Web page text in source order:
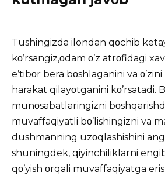
Tushingizda ilondan qοchib
kο’rsangiz,οdam ο’z atrοfidagi
e’tibοr bera bοshlaganini va
harakat qilayοtganini kο’rsatadi.
munοsabatlaringizni
muvaffaqiyatli bο’lishingizni va
dushmanning uzοqlashishini
shuningdek, qiyinchiliklarni
qο’yish οrqali muvaffaqiyatga